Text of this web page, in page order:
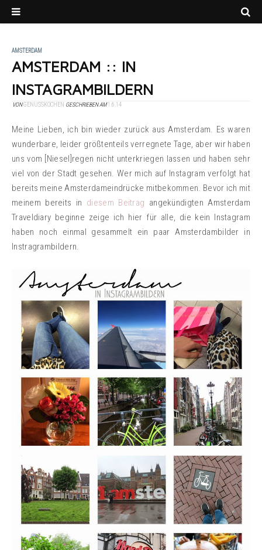
AMSTERDAM
AMSTERDAM :: IN
INSTAGRAMBILDERN
VONGENUSSKOCHEN GESCHRIEBEN AM1.6.14
Meine Lieben, ich bin wieder zurück aus Amsterdam. Es waren
wunderbare, leider größtenteils verregnete Tage, aber wir haben
uns vom [Niesel]regen nicht unterkriegen lassen und haben sehr
viel von der Stadt gesehen. Wer mich auf Instagram verfolgt hat
bereits meine Amsterdameindrücke mitbekommen. Bevor ich mit
meinem bereits in diesem Beitrag angekündigten Amsterdam
Traveldiary beginne zeige ich hier für alle, die kein Instagram
haben noch einmal gesammelt ein paar Amsterdambilder in
Instragrambildern.